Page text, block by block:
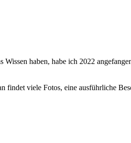
haben, habe ich 2022
findet viele Fotos, eine ausführliche